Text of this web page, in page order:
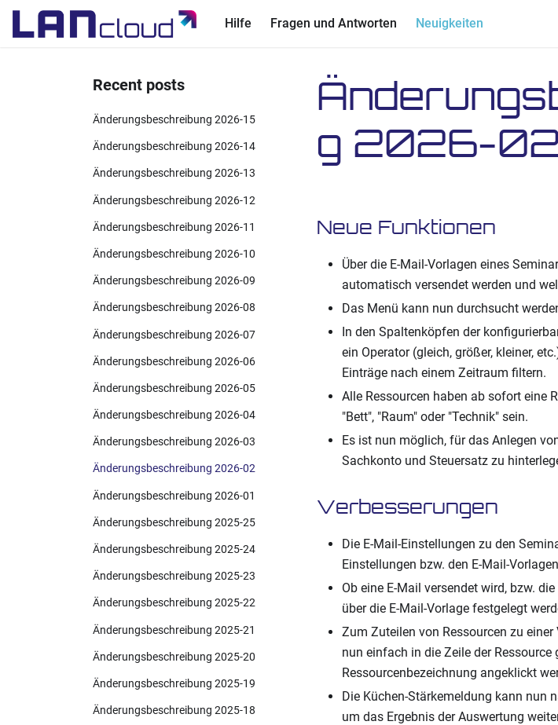
Hilfe Fragen und Antworten Neuigkeiten
Recent posts
Änderungsbeschreibung 2026-15
Änderungsbeschreibung 2026-14
Änderungsbeschreibung 2026-13
Änderungsbeschreibung 2026-12
Änderungsbeschreibung 2026-11
Änderungsbeschreibung 2026-10
Änderungsbeschreibung 2026-09
Änderungsbeschreibung 2026-08
Änderungsbeschreibung 2026-07
Änderungsbeschreibung 2026-06
Änderungsbeschreibung 2026-05
Änderungsbeschreibung 2026-04
Änderungsbeschreibung 2026-03
Änderungsbeschreibung 2026-02
Änderungsbeschreibung 2026-01
Änderungsbeschreibung 2025-25
Änderungsbeschreibung 2025-24
Änderungsbeschreibung 2025-23
Änderungsbeschreibung 2025-22
Änderungsbeschreibung 2025-21
Änderungsbeschreibung 2025-20
Änderungsbeschreibung 2025-19
Änderungsbeschreibung 2025-18
g 2026-02
Neue Funktionen
Über die E-Mail-Vorlagen eines
automatisch versendet werden und
Das Menü kann nun durchsucht
In den Spaltenköpfen der
ein Operator (gleich, größer, kleiner,
Einträge nach einem Zeitraum filtern.
Alle Ressourcen haben ab sofort eine
"Bett", "Raum" oder "Technik" sein.
Es ist nun möglich, für das Anlegen
Sachkonto und Steuersatz zu
Verbesserungen
Die E-Mail-Einstellungen zu den
Einstellungen bzw. den E-Mail-
Ob eine E-Mail versendet wird, bzw.
über die E-Mail-Vorlage festgelegt
Zum Zuteilen von Ressourcen zu
nun einfach in die Zeile der
Ressourcenbezeichnung angeklickt
Die Küchen-Stärkemeldung kann nun
um das Ergebnis der Auswertung